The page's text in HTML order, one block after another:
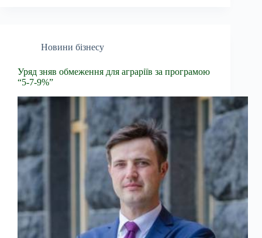
Новини бізнесу
Уряд зняв обмеження для аграріїв за програмою
“5-7-9%”